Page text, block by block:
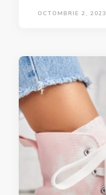
OCTOMBRIE 2, 2023